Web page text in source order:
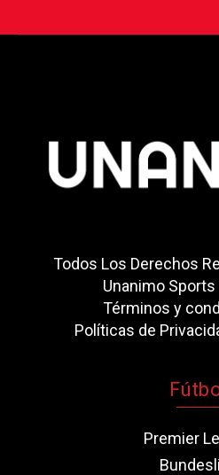
Todos Los Derechos
Unanimo Sports
Términos y
Políticas de
Premier